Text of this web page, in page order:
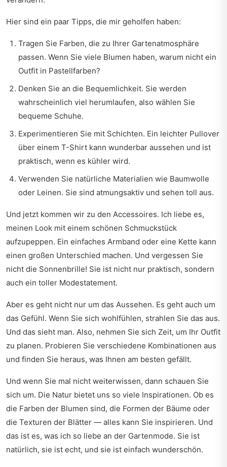
Hier sind ein paar Tipps, die mir geholfen haben:
Tragen Sie Farben, die zu Ihrer Gartenatmosphäre
passen. Wenn Sie viele Blumen haben, warum nicht ein
Outfit in Pastellfarben?
Denken Sie an die Bequemlichkeit. Sie werden
wahrscheinlich viel herumlaufen, also wählen Sie
bequeme Schuhe.
Experimentieren Sie mit Schichten. Ein leichter Pullover
über einem T-Shirt kann wunderbar aussehen und ist
praktisch, wenn es kühler wird.
Verwenden Sie natürliche Materialien wie Baumwolle
oder Leinen. Sie sind atmungsaktiv und sehen toll aus.
Und jetzt kommen wir zu den Accessoires. Ich liebe es,
meinen Look mit einem schönen Schmuckstück
aufzupeppen. Ein einfaches Armband oder eine Kette kann
einen großen Unterschied machen. Und vergessen Sie
nicht die Sonnenbrille! Sie ist nicht nur praktisch, sondern
auch ein toller Modestatement.
Aber es geht nicht nur um das Aussehen. Es geht auch um
das Gefühl. Wenn Sie sich wohlfühlen, strahlen Sie das aus.
Und das sieht man. Also, nehmen Sie sich Zeit, um Ihr Outfit
zu planen. Probieren Sie verschiedene Kombinationen aus
und finden Sie heraus, was Ihnen am besten gefällt.
Und wenn Sie mal nicht weiterwissen, dann schauen Sie
sich um. Die Natur bietet uns so viele Inspirationen. Ob es
die Farben der Blumen sind, die Formen der Bäume oder
die Texturen der Blätter — alles kann Sie inspirieren. Und
das ist es, was ich so liebe an der Gartenmode. Sie ist
natürlich, sie ist echt, und sie ist einfach wunderschön.